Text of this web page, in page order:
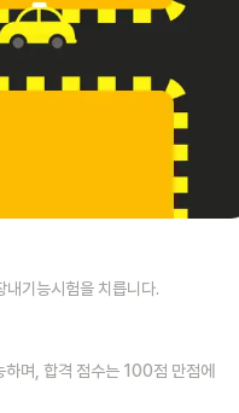
내기능시험을 치릅니다.
며, 합격 점수는 100점 만점에